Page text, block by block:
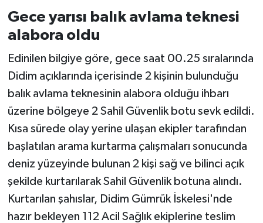
Gece yarısı balık avlama teknesi
alabora oldu
Edinilen bilgiye göre, gece saat 00.25 sıralarında
Didim açıklarında içerisinde 2 kişinin bulunduğu
balık avlama teknesinin alabora olduğu ihbarı
üzerine bölgeye 2 Sahil Güvenlik botu sevk edildi.
Kısa sürede olay yerine ulaşan ekipler tarafından
başlatılan arama kurtarma çalışmaları sonucunda
deniz yüzeyinde bulunan 2 kişi sağ ve bilinci açık
şekilde kurtarılarak Sahil Güvenlik botuna alındı.
Kurtarılan şahıslar, Didim Gümrük İskelesi'nde
hazır bekleyen 112 Acil Sağlık ekiplerine teslim